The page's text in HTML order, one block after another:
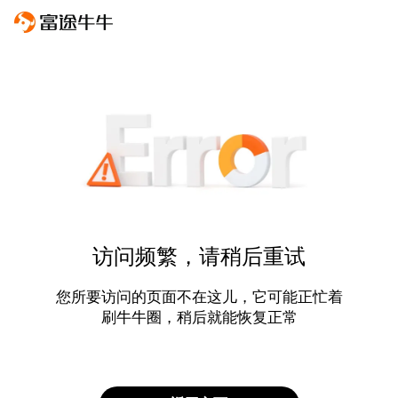
访问频繁，请稍后重试
您所要访问的页面不在这儿，它可能正忙着
刷牛牛圈，稍后就能恢复正常